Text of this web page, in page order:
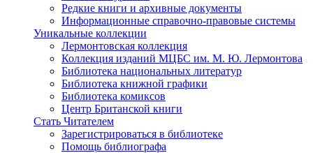
Редкие книги и архивные документы
Информационные справочно-правовые системы
Уникальные коллекции
Лермонтовская коллекция
Коллекция изданий МЦБС им. М. Ю. Лермонтова
Библиотека национальных литератур
Библиотека книжной графики
Библиотека комиксов
Центр Британской книги
Стать Читателем
Зарегистрироваться в библиотеке
Помощь библиографа